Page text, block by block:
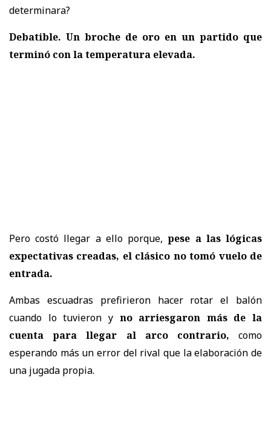
determinara?
Debatible. Un broche de oro en un partido que
terminó con la temperatura elevada.
Pero costó llegar a ello porque,pese a las lógicas
expectativas creadas, el clásico no tomó vuelo de
entrada.
Ambas escuadras prefirieron hacer rotar el balón
cuando lo tuvieron y no arriesgaron más de la
cuenta para llegar al arco contrario, como
esperando más un error del rival que la elaboración de
una jugada propia.